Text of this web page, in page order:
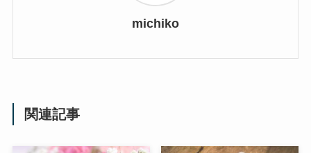
michiko
関連記事